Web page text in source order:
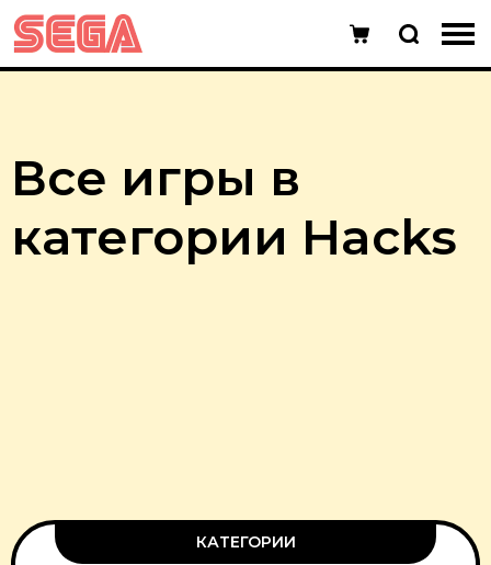
Все игры в
категории Hacks
КАТЕГОРИИ